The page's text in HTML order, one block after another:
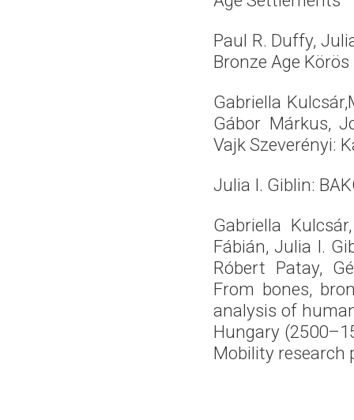
Paul R. Duffy,
Bronze Age
Gabriella
Gábor Márkus,
Vajk Szeverényi:
Julia I. Giblin:
Gabriella
Fábián, Julia I.
Róbert Patay,
From bones,
analysis of
Hungary
Mobility research